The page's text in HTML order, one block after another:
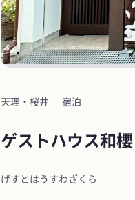
天理・桜井 宿泊
ゲストハウス和櫻
げすとはうすわざくら